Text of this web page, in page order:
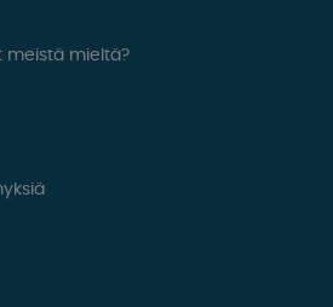
meistä mieltä?